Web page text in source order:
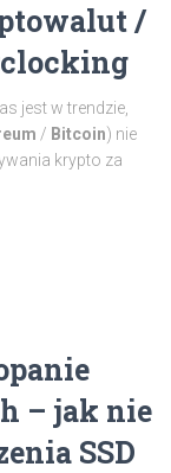
/
jest w trendzie,
/ Bitcoin) nie
krypto za
– jak nie
SSD